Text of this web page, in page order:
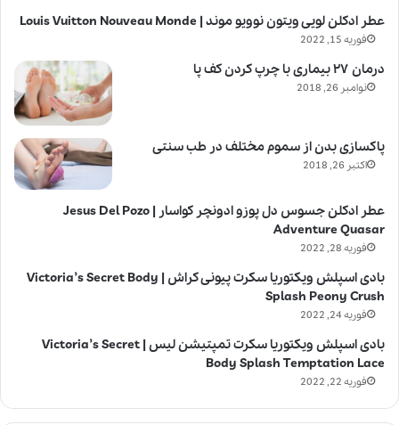
عطر ادکلن لویی ویتون نوویو موند | Louis Vuitton Nouveau Monde
فوریه 15, 2022
درمان ۲۷ بیماری با چرپ کردن کف پا
نوامبر 26, 2018
پاکسازی بدن از سموم مختلف در طب سنتی
اکتبر 26, 2018
عطر ادکلن جسوس دل پوزو ادونچر کواسار | Jesus Del Pozo
Adventure Quasar
فوریه 28, 2022
بادی اسپلش ویکتوریا سکرت پیونی کراش | Victoria’s Secret Body
Splash Peony Crush
فوریه 24, 2022
بادی اسپلش ویکتوریا سکرت تمپتیشن لیس | Victoria’s Secret
Body Splash Temptation Lace
فوریه 22, 2022